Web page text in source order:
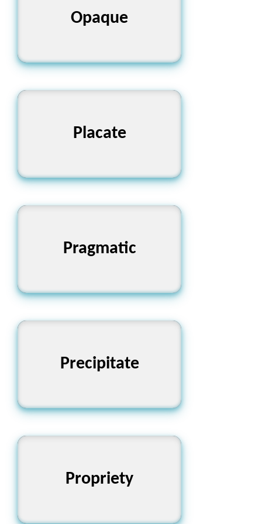
Opaque
অস্বচ্ছ, অপরিষ্কার
Placate
শান্ত করা, প্রশমিত করা
Pragmatic
বাস্তববাদী, বাস্তবসম্মত
Precipitate
ত্বরান্বিত করা, অবিলম্বে ঘটানো
Propriety
শালীনতা, উপযুক্ততা